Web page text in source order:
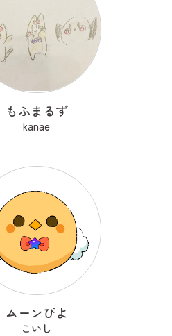
もふまるず
kanae
ムーンぴよ
こいし